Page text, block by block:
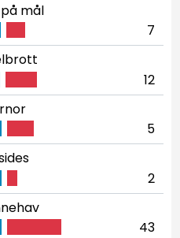
mål
7
12
5
2
43